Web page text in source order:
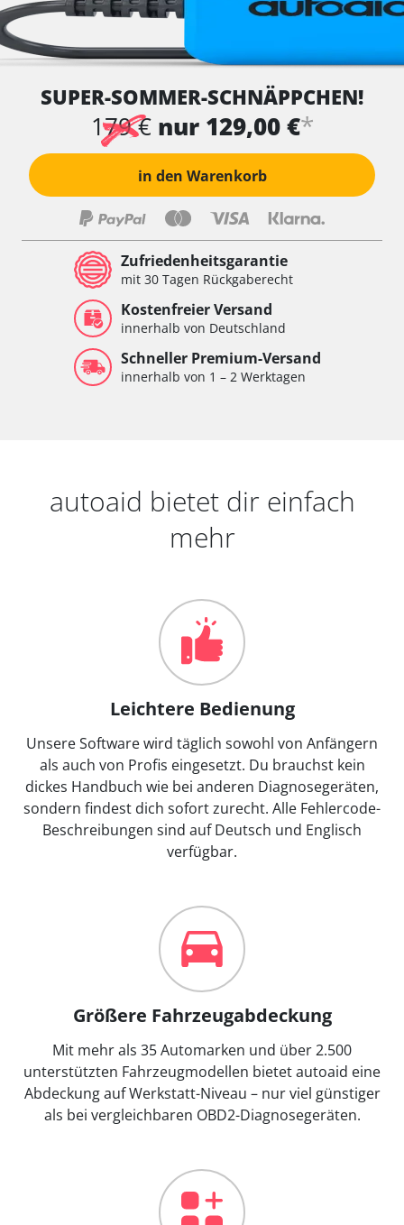
SUPER-SOMMER-SCHNÄPPCHEN!
179 € nur 129,00 €*
in den Warenkorb
Zufriedenheitsgarantie
mit 30 Tagen Rückgaberecht
Kostenfreier Versand
innerhalb von Deutschland
Schneller Premium-Versand
innerhalb von 1 – 2 Werktagen
autoaid bietet dir einfach
mehr
Leichtere Bedienung
Unsere Software wird täglich sowohl von Anfängern
als auch von Profis eingesetzt. Du brauchst kein
dickes Handbuch wie bei anderen Diagnosegeräten,
sondern findest dich sofort zurecht. Alle Fehlercode-
Beschreibungen sind auf Deutsch und Englisch
verfügbar.
Größere Fahrzeugabdeckung
Mit mehr als 35 Automarken und über 2.500
unterstützten Fahrzeugmodellen bietet autoaid eine
Abdeckung auf Werkstatt-Niveau – nur viel günstiger
als bei vergleichbaren OBD2-Diagnosegeräten.